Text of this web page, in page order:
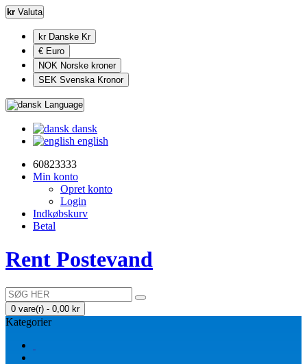
kr Valuta
kr Danske Kr
€ Euro
NOK Norske kroner
SEK Svenska Kronor
Language
dansk
english
60823333
Min konto
Opret konto
Login
Indkøbskurv
Betal
Rent Postevand
0 vare(r) - 0,00 kr
Kategorier